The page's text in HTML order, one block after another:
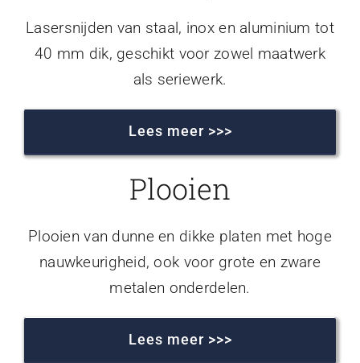
Lasersnijden van staal, inox en aluminium tot
40 mm dik, geschikt voor zowel maatwerk
als seriewerk.
Lees meer >>>
Plooien
Plooien van dunne en dikke platen met hoge
nauwkeurigheid, ook voor grote en zware
metalen onderdelen.
Lees meer >>>